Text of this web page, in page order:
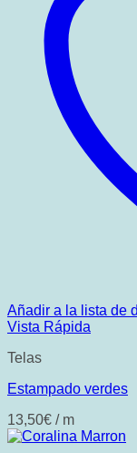
Añadir a la lista de
Vista Rápida
Telas
Estampado verdes
13,50€ / m